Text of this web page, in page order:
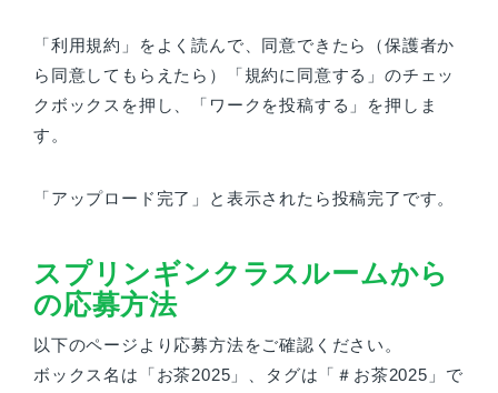
「利用規約」をよく読んで、同意できたら（保護者か
ら同意してもらえたら）「規約に同意する」のチェッ
クボックスを押し、「ワークを投稿する」を押しま
す。
「アップロード完了」と表示されたら投稿完了です。
スプリンギンクラスルームから
の応募方法
以下のページより応募方法をご確認ください。
ボックス名は「お茶2025」、タグは「＃お茶2025」で